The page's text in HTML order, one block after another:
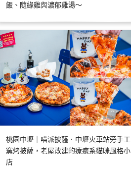
飯、隨緣雞與濃郁雞湯～
桃園中壢｜喵派披薩．中壢火車站旁手工
窯烤披薩，老屋改建的療癒系貓咪風格小
店